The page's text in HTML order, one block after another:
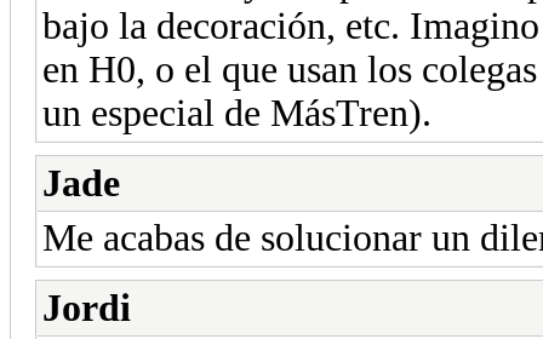
bajo la decoración, etc.
en H0, o el que usan los
un especial de MásTren).
Jade
Me acabas de solucionar un
Jordi